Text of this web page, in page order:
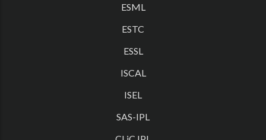
ESML
ESTC
ESSL
ISCAL
ISEL
SAS-IPL